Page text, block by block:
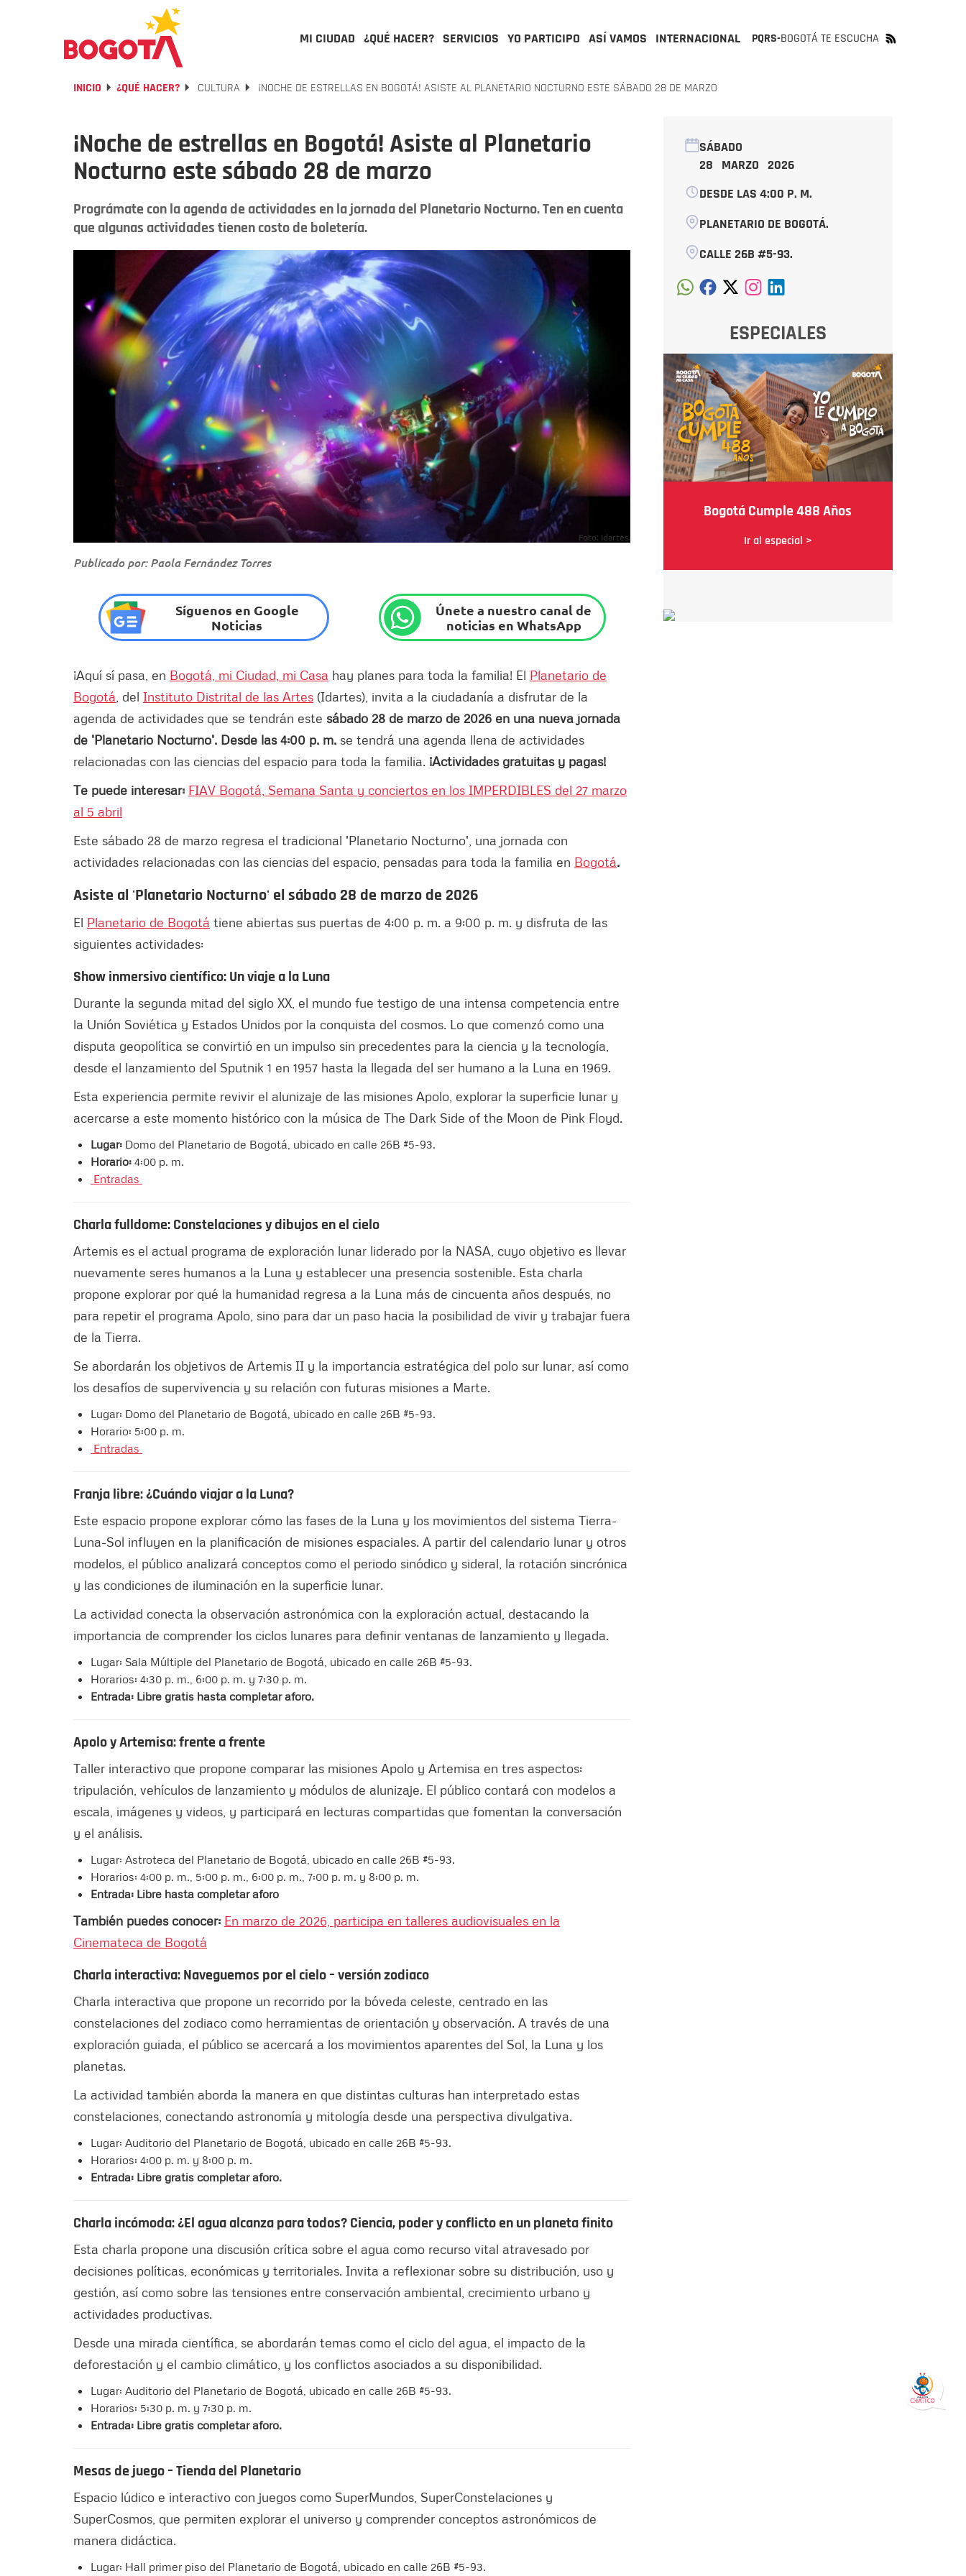
MI CIUDAD ¿QUÉ HACER? SERVICIOS YO PARTICIPO ASÍ VAMOS INTERNACIONAL PQRS-BOGOTÁ TE ESCUCHA
INICIO ¿QUÉ HACER? CULTURA ¡NOCHE DE ESTRELLAS EN BOGOTÁ! ASISTE AL PLANETARIO NOCTURNO ESTE SÁBADO 28 DE MARZO
¡Noche de estrellas en Bogotá! Asiste al Planetario
Nocturno este sábado 28 de marzo
Prográmate con la agenda de actividades en la jornada del Planetario Nocturno. Ten en cuenta
que algunas actividades tienen costo de boletería.
Foto: Idartes.
Publicado por: Paola Fernández Torres
Síguenos en Google
Noticias
Únete a nuestro canal de
noticias en WhatsApp
¡Aquí sí pasa, en Bogotá, mi Ciudad, mi Casa hay planes para toda la familia! El Planetario de
Bogotá , del Instituto Distrital de las Artes (Idartes), invita a la ciudadanía a disfrutar de la
agenda de actividades que se tendrán este sábado 28 de marzo de 2026 en una nueva jornada
de 'Planetario Nocturno'. Desde las 4:00 p. m. se tendrá una agenda llena de actividades
relacionadas con las ciencias del espacio para toda la familia. ¡Actividades gratuitas y pagas!
Te puede interesar: FIAV Bogotá, Semana Santa y conciertos en los IMPERDIBLES del 27 marzo
al 5 abril
Este sábado 28 de marzo regresa el tradicional 'Planetario Nocturno', una jornada con
actividades relacionadas con las ciencias del espacio, pensadas para toda la familia en Bogotá.
Asiste al 'Planetario Nocturno' el sábado 28 de marzo de 2026
El Planetario de Bogotá tiene abiertas sus puertas de 4:00 p. m. a 9:00 p. m. y disfruta de las
siguientes actividades:
Show inmersivo científico: Un viaje a la Luna
Durante la segunda mitad del siglo XX, el mundo fue testigo de una intensa competencia entre
la Unión Soviética y Estados Unidos por la conquista del cosmos. Lo que comenzó como una
disputa geopolítica se convirtió en un impulso sin precedentes para la ciencia y la tecnología,
desde el lanzamiento del Sputnik 1 en 1957 hasta la llegada del ser humano a la Luna en 1969.
Esta experiencia permite revivir el alunizaje de las misiones Apolo, explorar la superficie lunar y
acercarse a este momento histórico con la música de The Dark Side of the Moon de Pink Floyd.
Lugar: Domo del Planetario de Bogotá, ubicado en calle 26B #5-93.
Horario: 4:00 p. m.
Entradas
Charla fulldome: Constelaciones y dibujos en el cielo
Artemis es el actual programa de exploración lunar liderado por la NASA, cuyo objetivo es llevar
nuevamente seres humanos a la Luna y establecer una presencia sostenible. Esta charla
propone explorar por qué la humanidad regresa a la Luna más de cincuenta años después, no
para repetir el programa Apolo, sino para dar un paso hacia la posibilidad de vivir y trabajar fuera
de la Tierra.
Se abordarán los objetivos de Artemis II y la importancia estratégica del polo sur lunar, así como
los desafíos de supervivencia y su relación con futuras misiones a Marte.
Lugar: Domo del Planetario de Bogotá, ubicado en calle 26B #5-93.
Horario: 5:00 p. m.
Entradas
Franja libre: ¿Cuándo viajar a la Luna?
Este espacio propone explorar cómo las fases de la Luna y los movimientos del sistema Tierra-
Luna-Sol influyen en la planificación de misiones espaciales. A partir del calendario lunar y otros
modelos, el público analizará conceptos como el periodo sinódico y sideral, la rotación sincrónica
y las condiciones de iluminación en la superficie lunar.
La actividad conecta la observación astronómica con la exploración actual, destacando la
importancia de comprender los ciclos lunares para definir ventanas de lanzamiento y llegada.
Lugar: Sala Múltiple del Planetario de Bogotá, ubicado en calle 26B #5-93.
Horarios: 4:30 p. m., 6:00 p. m. y 7:30 p. m.
Entrada: Libre gratis hasta completar aforo.
Apolo y Artemisa: frente a frente
Taller interactivo que propone comparar las misiones Apolo y Artemisa en tres aspectos:
tripulación, vehículos de lanzamiento y módulos de alunizaje. El público contará con modelos a
escala, imágenes y videos, y participará en lecturas compartidas que fomentan la conversación
y el análisis.
Lugar: Astroteca del Planetario de Bogotá, ubicado en calle 26B #5-93.
Horarios: 4:00 p. m., 5:00 p. m., 6:00 p. m., 7:00 p. m. y 8:00 p. m.
Entrada: Libre hasta completar aforo
También puedes conocer: En marzo de 2026, participa en talleres audiovisuales en la
Cinemateca de Bogotá
Charla interactiva: Naveguemos por el cielo – versión zodiaco
Charla interactiva que propone un recorrido por la bóveda celeste, centrado en las
constelaciones del zodiaco como herramientas de orientación y observación. A través de una
exploración guiada, el público se acercará a los movimientos aparentes del Sol, la Luna y los
planetas.
La actividad también aborda la manera en que distintas culturas han interpretado estas
constelaciones, conectando astronomía y mitología desde una perspectiva divulgativa.
Lugar: Auditorio del Planetario de Bogotá, ubicado en calle 26B #5-93.
Horarios: 4:00 p. m. y 8:00 p. m.
Entrada: Libre gratis completar aforo.
Charla incómoda: ¿El agua alcanza para todos? Ciencia, poder y conflicto en un planeta finito
Esta charla propone una discusión crítica sobre el agua como recurso vital atravesado por
decisiones políticas, económicas y territoriales. Invita a reflexionar sobre su distribución, uso y
gestión, así como sobre las tensiones entre conservación ambiental, crecimiento urbano y
actividades productivas.
Desde una mirada científica, se abordarán temas como el ciclo del agua, el impacto de la
deforestación y el cambio climático, y los conflictos asociados a su disponibilidad.
Lugar: Auditorio del Planetario de Bogotá, ubicado en calle 26B #5-93.
Horarios: 5:30 p. m. y 7:30 p. m.
Entrada: Libre gratis completar aforo.
Mesas de juego – Tienda del Planetario
Espacio lúdico e interactivo con juegos como SuperMundos, SuperConstelaciones y
SuperCosmos, que permiten explorar el universo y comprender conceptos astronómicos de
manera didáctica.
Lugar: Hall primer piso del Planetario de Bogotá, ubicado en calle 26B #5-93.
SÁBADO
28 MARZO 2026
DESDE LAS 4:00 P. M.
PLANETARIO DE BOGOTÁ.
CALLE 26B #5-93.
ESPECIALES
Bogotá Cumple 488 Años
Ir al especial >